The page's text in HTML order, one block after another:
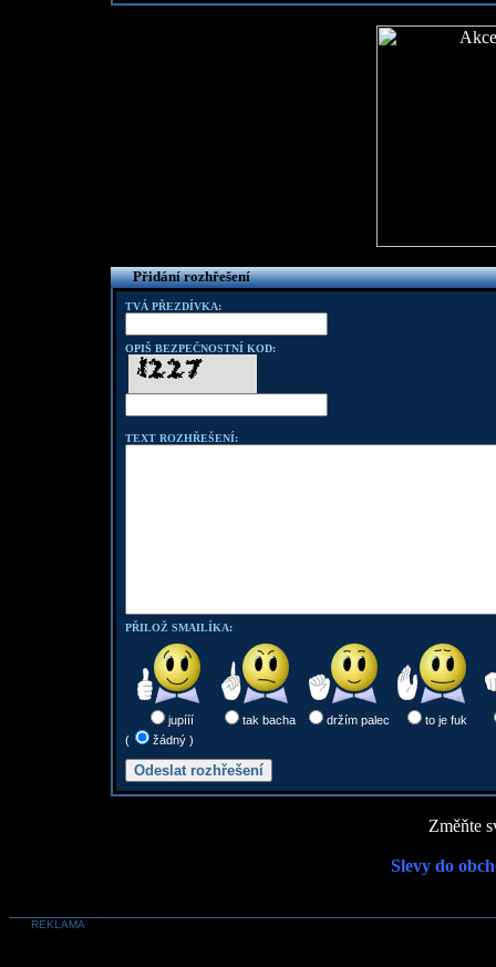
Přidání rozhřešení
TVÁ PŘEZDÍVKA:
OPIŠ BEZPEČNOSTNÍ KOD:
TEXT ROZHŘEŠENÍ:
PŘILOŽ SMAILÍKA:
jupííí tak bacha držím palec
to je fuk
(
žádný )
Změňte
Slevy do
REKLAMA